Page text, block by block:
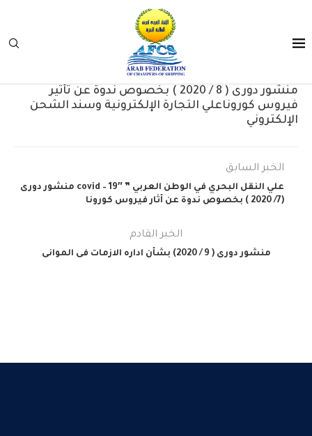
منشور دورى ( 8 / 2020 ) بخصوص ندوة عن تأثير
فيروس كوروناعلي التجارة الإلكترونية وسند الشحن
الإلكتروني
الخبر السابق
علي النقل البحري في الوطن العربي ” covid – 19″ منشور دورى
(7/ 2020 ) بخصوص ندوة عن أثار فيروس كورونا
الخبر القادم
منشور دورى ( 9 / 2020) بشأن اداره الازمات فى الموانى